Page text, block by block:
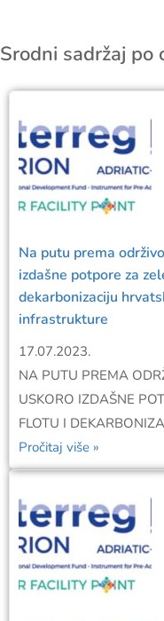
Srodni sadržaj po
Na putu prema
izdašne potpore za
dekarbonizaciju
infrastrukture
17.07.2023.
NA PUTU PREMA
USKORO IZDAŠNE
FLOTU I
Pročitaj više »